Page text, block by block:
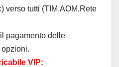
verso tutti (TIM,AOM,Rete
pagamento delle
VIP: